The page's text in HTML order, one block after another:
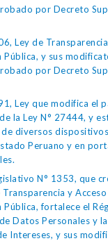
por Decreto
Ley de
Pública, y sus
por Decreto
Ley que modifica el
la Ley N° 27444, y
diversos
Peruano y en
N° 1353, que
y Acceso
Pública, fortalece el
Datos Personales y
Intereses, y sus